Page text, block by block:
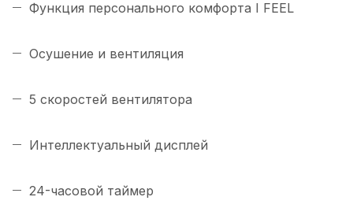
Функция персонального комфорта I FEEL
Осушение и вентиляция
5 скоростей вентилятора
Интеллектуальный дисплей
24-часовой таймер